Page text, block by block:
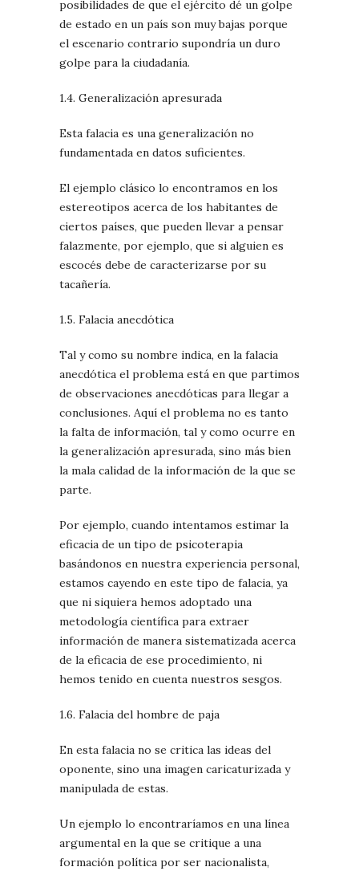
posibilidades de que el ejército dé un golpe
de estado en un país son muy bajas porque
el escenario contrario supondría un duro
golpe para la ciudadanía.
1.4. Generalización apresurada
Esta falacia es una generalización no
fundamentada en datos suficientes.
El ejemplo clásico lo encontramos en los
estereotipos acerca de los habitantes de
ciertos países, que pueden llevar a pensar
falazmente, por ejemplo, que si alguien es
escocés debe de caracterizarse por su
tacañería.
1.5. Falacia anecdótica
Tal y como su nombre indica, en la falacia
anecdótica el problema está en que partimos
de observaciones anecdóticas para llegar a
conclusiones. Aquí el problema no es tanto
la falta de información, tal y como ocurre en
la generalización apresurada, sino más bien
la mala calidad de la información de la que se
parte.
Por ejemplo, cuando intentamos estimar la
eficacia de un tipo de psicoterapia
basándonos en nuestra experiencia personal,
estamos cayendo en este tipo de falacia, ya
que ni siquiera hemos adoptado una
metodología científica para extraer
información de manera sistematizada acerca
de la eficacia de ese procedimiento, ni
hemos tenido en cuenta nuestros sesgos.
1.6. Falacia del hombre de paja
En esta falacia no se critica las ideas del
oponente, sino una imagen caricaturizada y
manipulada de estas.
Un ejemplo lo encontraríamos en una línea
argumental en la que se critique a una
formación política por ser nacionalista,